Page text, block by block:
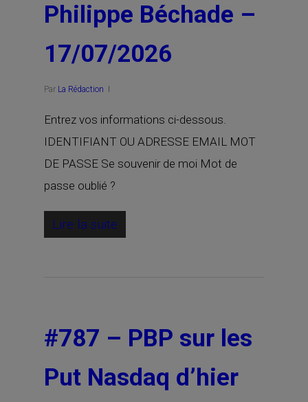
Philippe Béchade –
17/07/2026
Par La Rédaction
Entrez vos informations ci-dessous.
IDENTIFIANT OU ADRESSE EMAIL MOT
DE PASSE Se souvenir de moi Mot de
passe oublié ?
Lire la suite
#787 – PBP sur les
Put Nasdaq d’hier